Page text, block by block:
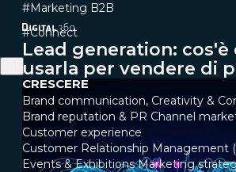
CRESCERE
Brand communication, Creativity &
Brand reputation & PR Channel
Customer experience
Customer Relationship Management
Events & Exhibitions Marketing
#Marketing B2B
#Connect
Lead generation: cos'è
usarla per vendere di